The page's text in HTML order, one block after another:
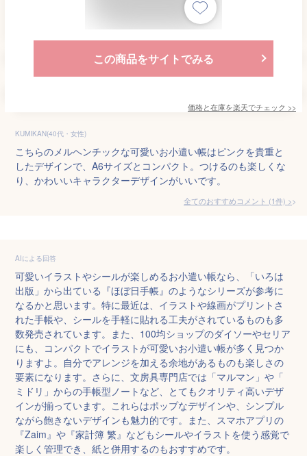
この商品をサイトでみる
価格と在庫を楽天でチェック >>
KUMIKAN(40代・女性)
こちらのメルヘンチックな可愛いお小遣い帳はピンクを貴重と
したデザインで、A6サイズとコンパクト。つけるのも楽しくな
り、かわいいキャラクターデザインがいいです。
全てのおすすめコメント (1件) >
AIによる回答
可愛いイラストやシールが楽しめるお小遣い帳なら、「いろは
出版」から出ている『ほぼ日手帳』のようなシリーズが参考に
なるかと思います。特に最近は、イラストや線画がプリントさ
れた手帳や、シールを手軽に貼れる工夫がされているものも多
数発売されています。また、100均ショップのダイソーやセリア
にも、コンパクトでイラストが可愛いお小遣い帳が多く見つか
りますよ。自分でアレンジを加える余地があるものも楽しさの
要素になります。さらに、文房具専門店では「マルマン」や「
ミドリ」からの手帳型ノートなど、とてもクオリティ高いデザ
インが揃っています。これらはポップなデザインや、シンプル
ながら飽きないデザインも魅力的です。また、スマホアプリの
『Zaim』や『家計簿 繁』などもシールやイラストを使う感覚で
楽しく管理でき、紙と併用するのもおすすめです。